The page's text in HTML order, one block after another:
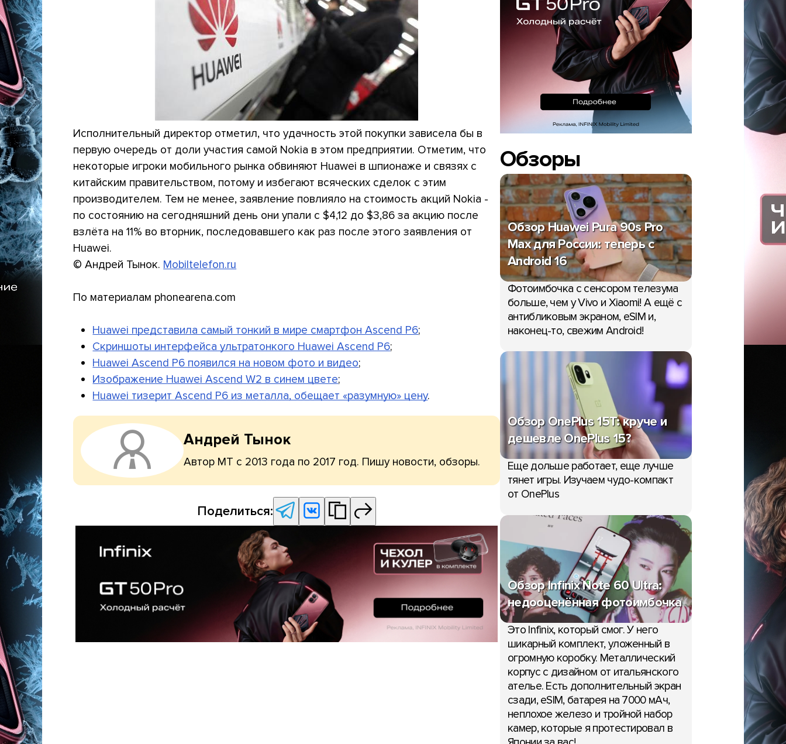
Исполнительный директор отметил, что удачность этой покупки зависела бы в
первую очередь от доли участия самой Nokia в этом предприятии. Отметим, что
некоторые игроки мобильного рынка обвиняют Huawei в шпионаже и связях с
китайским правительством, потому и избегают всяческих сделок с этим
производителем. Тем не менее, заявление повлияло на стоимость акций Nokia -
по состоянию на сегодняшний день они упали с $4,12 до $3,86 за акцию после
взлёта на 11% во вторник, последовавшего как раз после этого заявления от
Huawei.
© Андрей Тынок. Mobiltelefon.ru
По материалам phonearena.com
Huawei представила самый тонкий в мире смартфон Ascend P6;
Скриншоты интерфейса ультратонкого Huawei Ascend P6;
Huawei Ascend P6 появился на новом фото и видео;
Изображение Huawei Ascend W2 в синем цвете;
Huawei тизерит Ascend P6 из металла, обещает «разумную» цену.
Андрей Тынок
Автор МТ с 2013 года по 2017 год. Пишу новости, обзоры.
Поделиться:
Обзоры
Обзор Huawei Pura 90s Pro
Max для России: теперь с
Android 16
Фотоимбочка с сенсором телезума
больше, чем у Vivo и Xiaomi! А ещё с
антибликовым экраном, eSIM и,
наконец-то, свежим Android!
Обзор OnePlus 15T: круче и
дешевле OnePlus 15?
Еще дольше работает, еще лучше
тянет игры. Изучаем чудо-компакт
от OnePlus
Обзор Infinix Note 60 Ultra:
недооценённая фотоимбочка
Это Infinix, который смог. У него
шикарный комплект, уложенный в
огромную коробку. Металлический
корпус с дизайном от итальянского
ателье. Есть дополнительный экран
сзади, eSIM, батарея на 7000 мАч,
неплохое железо и тройной набор
камер, которые я протестировал в